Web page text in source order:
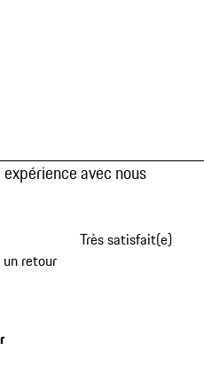
avec nous
Très satisfait(e)
un retour